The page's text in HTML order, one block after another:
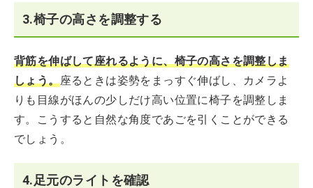
3.椅子の高さを調整する
背筋を伸ばして座れるように、椅子の高さを調整しま
しょう。座るときは姿勢をまっすぐ伸ばし、カメラよ
りも目線がほんの少しだけ高い位置に椅子を調整しま
す。こうすると自然な角度であごを引くことができる
でしょう。
4.足元のライトを確認